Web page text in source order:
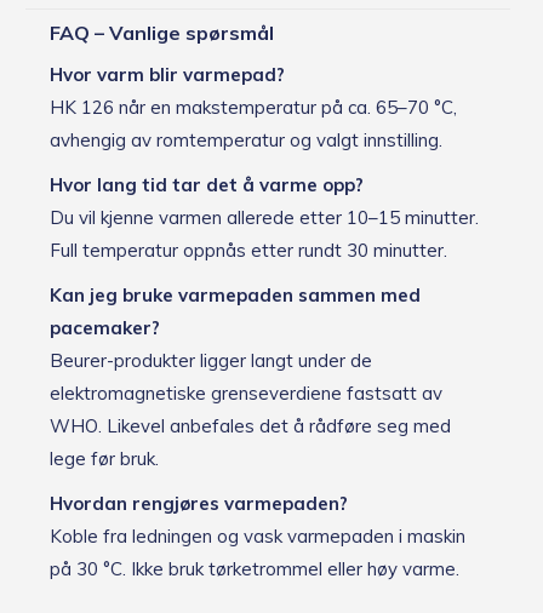
FAQ – Vanlige spørsmål
Hvor varm blir varmepad?
HK 126 når en makstemperatur på ca. 65–70 °C,
avhengig av romtemperatur og valgt innstilling.
Hvor lang tid tar det å varme opp?
Du vil kjenne varmen allerede etter 10–15 minutter.
Full temperatur oppnås etter rundt 30 minutter.
Kan jeg bruke varmepaden sammen med
pacemaker?
Beurer-produkter ligger langt under de
elektromagnetiske grenseverdiene fastsatt av
WHO. Likevel anbefales det å rådføre seg med
lege før bruk.
Hvordan rengjøres varmepaden?
Koble fra ledningen og vask varmepaden i maskin
på 30 °C. Ikke bruk tørketrommel eller høy varme.